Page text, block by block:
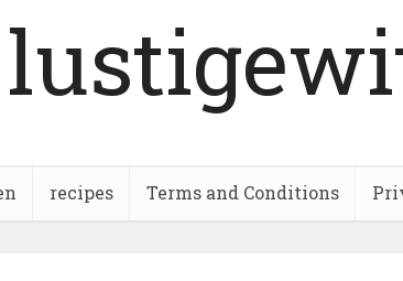
recipes Terms and Conditions